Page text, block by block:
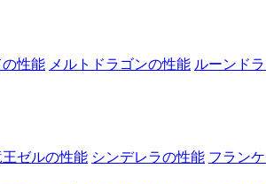
性能 メルトドラゴンの性能 ルーンド
ゼルの性能 シンデレラの性能 フラン